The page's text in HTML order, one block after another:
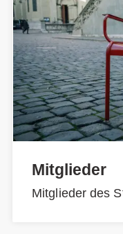
Mitglieder
Mitglieder des